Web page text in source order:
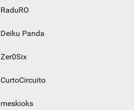
RaduRO
Deiku Panda
Zer0Six
CurtoCircuito
meskioks